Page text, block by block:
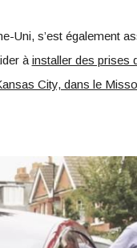
Uni, s’est également
à installer des prises
City, dans le